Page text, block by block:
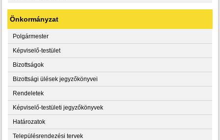
Önkormányzat
Polgármester
Képviselő-testület
Bizottságok
Bizottsági ülések jegyzőkönyvei
Rendeletek
Képviselő-testületi jegyzőkönyvek
Határozatok
Településrendezési tervek